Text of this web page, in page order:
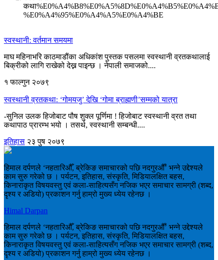
%E0%A4%95%E0%A4%A5%E0%A4%BE
स्वस्थानी: वर्तमान समयमा
माघ महिनाभरि काठमाडौंका अधिकांश पुस्तक पसलमा स्वस्थानी व्रतकथालाई
बिक्रीको लागि राखेको देख्न पाइन्छ । नेपाली समाजको....
१ फाल्गुन २०७९
स्वस्थानी व्रतकथा: ‘गोमयजु’ देखि ‘गोमा ब्राह्मणी’सम्मको यात्रा
-सुनिल उलक हिजोबाट पौष शुक्ल पूर्णिमा ! हिजोबाट स्वस्थानी व्रत तथा
कथापाठ प्रारम्भ भयो । तसर्थ, स्वस्थानी सम्बन्धी....
इतिहास २३ पुष २०७९
हिमाल दर्पणले ‘नहतारिऔँ, ब्रेकिङ समाचारको पछि नदगुरऔँ’ भन्ने उद्देश्यले
काम सुरु गरेको छ । पर्यटन, इतिहास, संस्कृति, मिडियालक्षित बहस,
किनाराकृत विषयवस्तु एवं कला-साहित्यसँग नजिक भएर समाचार सामग्री (शब्द,
दृश्य र अडियो) प्रकाशन गर्नु हाम्रो मुख्य ध्येय रहेनछ ।
Himal Darpan
हिमाल दर्पणले ‘नहतारिऔँ, ब्रेकिङ समाचारको पछि नदगुरऔँ’ भन्ने उद्देश्यले
काम सुरु गरेको छ । पर्यटन, इतिहास, संस्कृति, मिडियालक्षित बहस,
किनाराकृत विषयवस्तु एवं कला-साहित्यसँग नजिक भएर समाचार सामग्री (शब्द,
दृश्य र अडियो) प्रकाशन गर्नु हाम्रो मुख्य ध्येय रहेनछ ।